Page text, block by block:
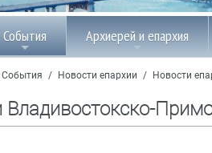
События Архиерей и епархия
События / Новости епархии / Новости
Владивостокско-